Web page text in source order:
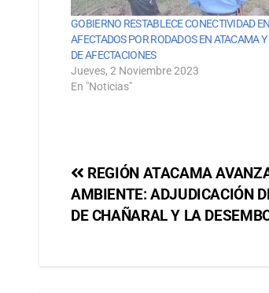
GOBIERNO RESTABLECE CONECTIVIDAD
AFECTADOS POR RODADOS EN ATACAMA
DE AFECTACIONES
Jueves, 2 Noviembre 2023
En "Noticias"
REGIÓN ATACAMA
AMBIENTE: ADJUDICACIÓN
DE CHAÑARAL Y LA